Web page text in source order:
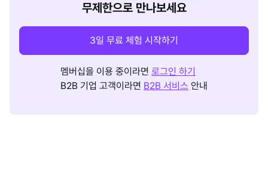
무제한으로 만나보세요
3일 무료 체험 시작하기
멤버십을 이용 중이라면 로그인 하기
B2B 기업 고객이라면 B2B 서비스 안내